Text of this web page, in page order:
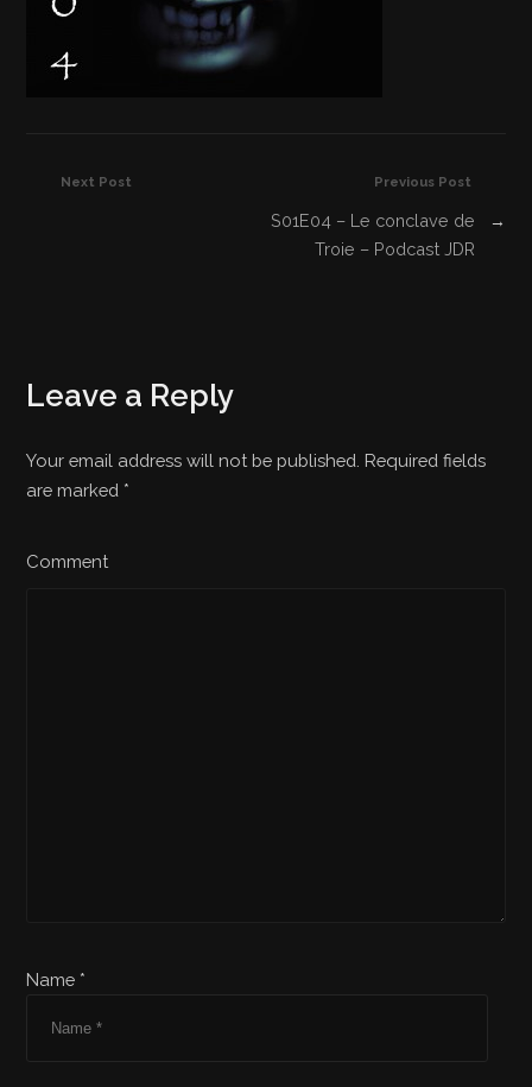
Previous Post
S01E04 – Le conclave de
Troie – Podcast JDR
→
Next Post
Leave a Reply
Your email address will not be published. Required fields
are marked *
Comment
Name *